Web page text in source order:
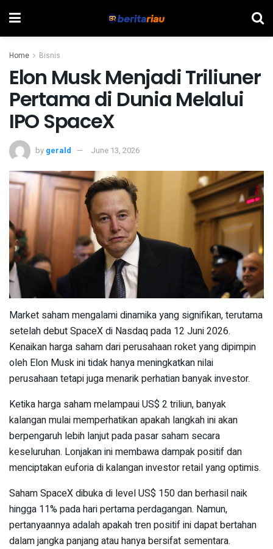
Home Bisnis
Elon Musk Menjadi Triliuner
Pertama di Dunia Melalui
IPO SpaceX
by gerald June 13, 2026
Market saham mengalami dinamika yang signifikan, terutama
setelah debut SpaceX di Nasdaq pada 12 Juni 2026.
Kenaikan harga saham dari perusahaan roket yang dipimpin
oleh Elon Musk ini tidak hanya meningkatkan nilai
perusahaan tetapi juga menarik perhatian banyak investor.
Ketika harga saham melampaui US$ 2 triliun, banyak
kalangan mulai memperhatikan apakah langkah ini akan
berpengaruh lebih lanjut pada pasar saham secara
keseluruhan. Lonjakan ini membawa dampak positif dan
menciptakan euforia di kalangan investor retail yang optimis.
Saham SpaceX dibuka di level US$ 150 dan berhasil naik
hingga 11% pada hari pertama perdagangan. Namun,
pertanyaannya adalah apakah tren positif ini dapat bertahan
dalam jangka panjang atau hanya bersifat sementara.